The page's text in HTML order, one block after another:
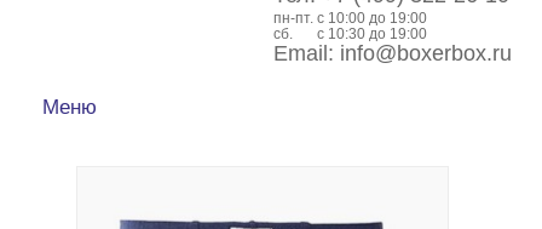
пн-пт. c 10:00 до 19:00
сб.
с 10:30 до 19:00
Email: info@boxerbox.ru
Меню